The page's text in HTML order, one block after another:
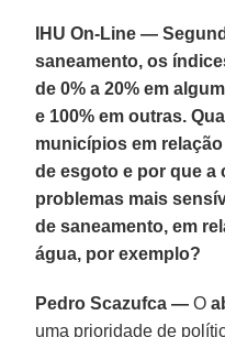
IHU On-Line —
saneamento, os
de 0% a 20% em
e 100% em outras.
municípios em
de esgoto e por que a
problemas mais
de saneamento, em
água, por exemplo?
Pedro Scazufca — O
uma prioridade de